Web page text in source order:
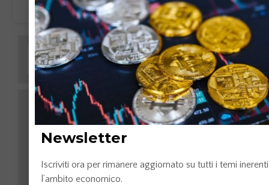
LEGGI TUTTO »
Newsletter
Iscriviti ora per rimanere aggiornato su tutti i temi inerenti
l’ambito economico.